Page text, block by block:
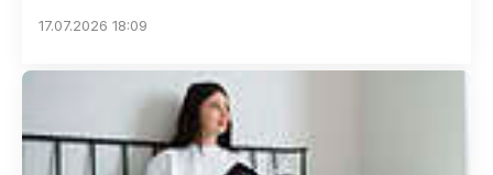
17.07.2026 18:09